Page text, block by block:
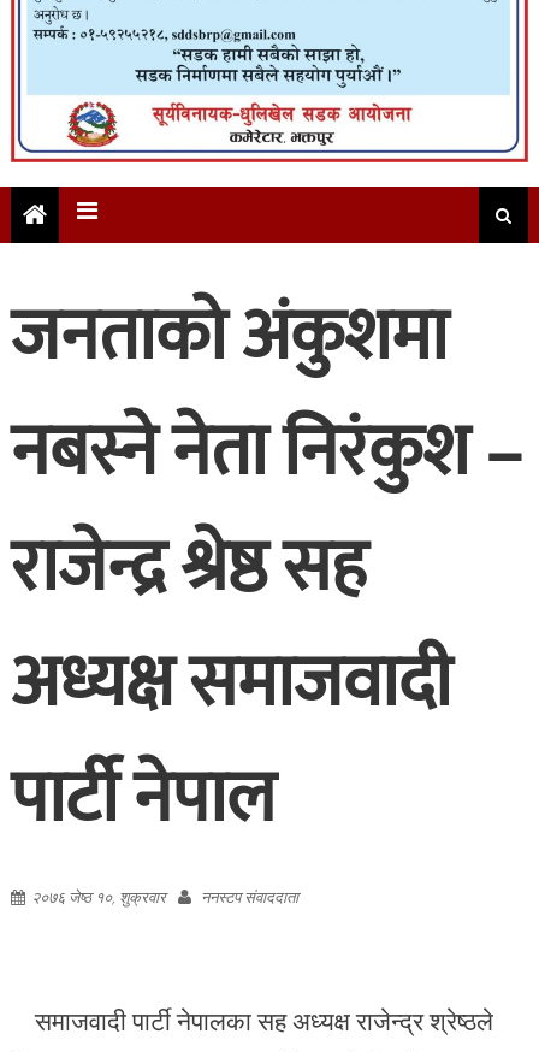
जनताको अंकुशमा
नबस्ने नेता निरंकुश –
राजेन्द्र श्रेष्ठ सह
अध्यक्ष समाजवादी
पार्टी नेपाल
२०७६ जेष्ठ १०, शुक्रवार ननस्टप संवाददाता
समाजवादी पार्टी नेपालका सह अध्यक्ष राजेन्द्र श्रेष्ठले